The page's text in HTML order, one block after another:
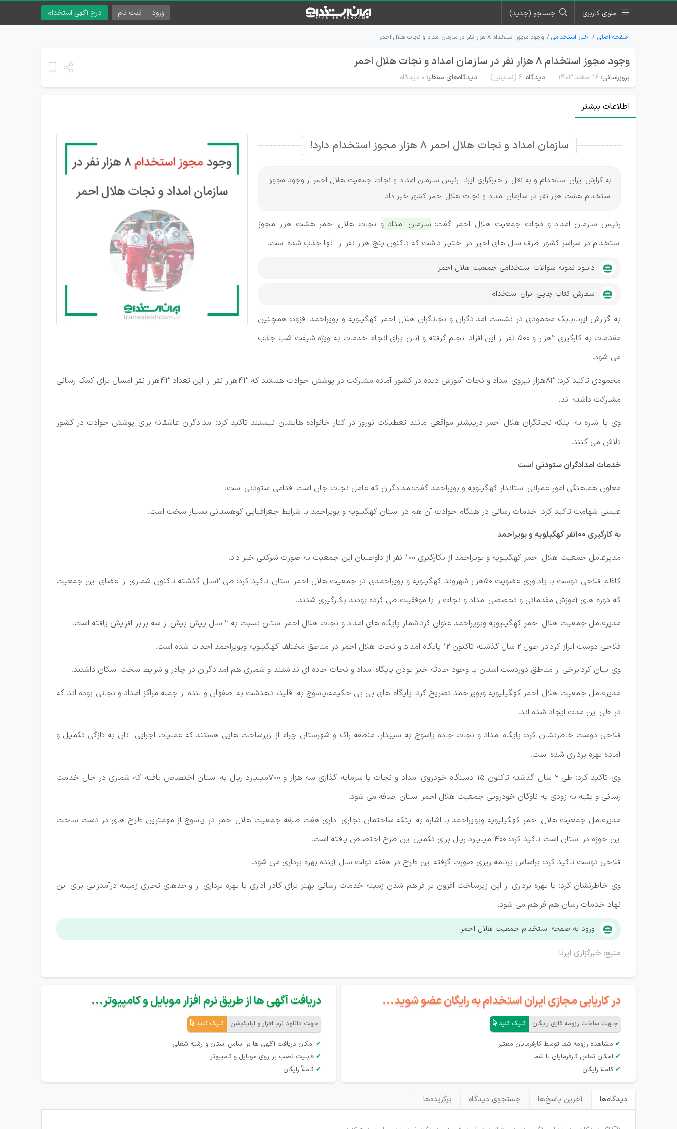
منوی کاربری جستجو (جدید) درج آگهی استخدام ورود ثبت نام
صفحه اصلی اخبار استخدامی وجود مجوز استخدام ۸ هزار نفر در سازمان امداد و نجات هلال احمر
وجود مجوز استخدام ۸ هزار نفر در سازمان امداد و نجات هلال احمر
بروزرسانی: ۱۶ اسفند ۱۴۰۳ دیدگاه: 6 (نمایش) دیدگاه‌های منتظر: ۰ دیدگاه
اطلاعات بیشتر
سازمان امداد و نجات هلال احمر 8 هزار مجوز استخدام دارد!
به گزارش ایران استخدام و به نقل از خبرگزاری ایرنا، رئیس سازمان امداد و نجات جمعیت هلال احمر از وجود مجوز
استخدام هشت هزار نفر در سازمان امداد و نجات هلال احمر کشور خبر داد.
رئیس سازمان امداد و نجات جمعیت هلال احمر گفت: سازمان امداد و نجات هلال احمر هشت هزار مجوز
استخدام در سراسر کشور ظرف سال های اخیر در اختیار داشت که تاکنون‌ پنج هزار نفر از آنها جذب‌ شده است.
دانلود نمونه سوالات استخدامی جمعیت هلال احمر
سفارش کتاب چاپی ایران استخدام
به گزارش ایرنا،بابک محمودی در نشست امدادگران و نجاتگران هلال احمر کهگیلویه و بویراحمد افزود: همچنین
مقدمات به کارگیری ۲هزار و ۵۰۰ نفر از این افراد انجام گرفته و آنان برای انجام خدمات به ویژه شیفت شب جذب
می شود.
محمودی تاکید کرد: ۸۳هزار نیروی امداد و نجات آموزش دیده در کشور آماده مشارکت در پوشش حوادث هستند که ۴۳هزار نفر از این تعداد ۴۳هزار نفر امسال برای کمک رسانی
مشارکت داشته اند.
وی با اشاره به اینکه نجاتگران هلال احمر دربیشتر مواقعی مانند تعطیلات نوروز در کنار خانواده هایشان نیستند تاکید کرد: امدادگران عاشقانه برای پوشش حوادث در کشور
تلاش می کنند.
خدمات امدادگران ستودنی است
معاون هماهنگی امور عمرانی استاندار کهگیلویه و بویراحمد گفت:امدادگران که عامل نجات جان است اقدامی ستودنی است.
عیسی شهامت تاکید کرد: خدمات رسانی در هنگام حوادث آن هم در استان کهگیلویه و بویراحمد با شرایط جغرافیایی کوهستانی بسیار سخت است.
به کارگیری ۱۰۰نفر کهگیلویه و بویراحمد
مدیرعامل جمعیت هلال احمر کهگیلویه و بویراحمد از بکارگیری ۱۰۰ نفر از داوطلبان این جمعیت به صورت شرکتی خبر داد.
کاظم فلاحی دوست با یادآوری عضویت ۵۰هزار شهروند کهگیلویه و بویراحمدی در جمعیت هلال احمر استان تاکید کرد: طی ۲سال گذشته تاکنون شماری از اعضای این جمعیت
که دوره های آموزش مقدماتی و تخصصی امداد و نجات را با موفقیت طی کرده بودند بکارگیری شدند.
مدیرعامل جمعیت هلال احمر کهگیلیویه وبویراحمد عنوان کرد:شمار پایگاه های امداد و نجات هلال احمر استان نسبت به ۲ سال پیش بیش از سه برابر افزایش یافته است.
فلاحی دوست ابراز کرد:در طول ۲ سال گذشته تاکنون ۱۲ پایگاه امداد و نجات هلال احمر در مناطق مختلف کهگیلویه وبویراحمد احداث شده است.
وی بیان کرد:برخی از مناطق دوردست استان با وجود حادثه خیز بودن پایگاه امداد و نجات جاده ای نداشتند و شماری هم امدادگران در چادر و شرایط سخت اسکان داشتند.
مدیرعامل جمعیت هلال احمر کهگیلیویه وبویراحمد تصریح کرد: پایگاه های بی بی حکیمه،یاسوج به اقلید، دهدشت به اصفهان و لنده از جمله مراکز امداد و نجاتی بوده اند که
در طی این مدت ایجاد شده اند.
فلاحی دوست خاطرنشان کرد: پایگاه امداد و نجات جاده یاسوج به سپیدار، منطقه راک و شهرستان چرام از زیرساخت هایی هستند که عملیات اجرایی آنان به تازگی تکمیل و
آماده بهره برداری شده است.
وی تاکید کرد: طی ۲ سال گذشته تاکنون ۱۵ دستگاه خودروی امداد و نجات با سرمایه گذاری سه هزار و ۷۰۰میلیارد ریال به استان اختصاص یافته که شماری در حال خدمت
رسانی و بقیه به زودی به ناوگان خودرویی جمعیت هلال احمر استان اضافه می شود.
مدیرعامل جمعیت هلال احمر کهگیلیویه وبویراحمد با اشاره به اینکه ساختمان تجاری اداری هفت طبقه جمعیت هلال احمر در یاسوج از مهمترین طرح های در دست ساخت
این حوزه در استان است تاکید کرد: ۴۰۰ میلیارد ریال برای تکمیل این طرح اختصاص یافته است.
فلاحی دوست تاکید کرد: براساس برنامه ریزی صورت گرفته این طرح در هفته دولت سال آینده بهره برداری می شود.
وی خاطرنشان کرد: با بهره برداری از این زیرساخت افزون بر فراهم شدن زمینه خدمات رسانی بهتر برای کادر اداری با بهره برداری از واحدهای تجاری زمینه درآمدزایی برای این
نهاد خدمات رسان هم فراهم می شود.
ورود به صفحه استخدام جمعیت هلال احمر
منبع: خبرگزاری ایرنا
در کاریابی مجازی ایران استخدام به رایگان عضو شوید...
جـهت ساخت رزومه کاری رایگان کلیک کنید
✔ مشاهده رزومه شما توسط کارفرمایان معتبر
✔ امکان تماس کارفرمایان با شما
✔ کاملا رایگان
دریافت آگهی ها از طریق نرم افزار موبایل و کامپیوتر...
جهت دانلود نرم افزار و اپلیکیشن کلیک کنید
✔ امکان دریافت آگهی ها بر اساس استان و رشته شغلی
✔ قابلیت نصب بر روی موبایل و کامپیوتر
✔ کاملاً رایگان
دیدگاه‌ها آخرین پاسخ‌ها جستجوی دیدگاه برگزیده‌ها